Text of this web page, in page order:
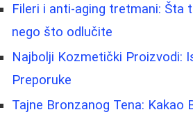
Fileri i anti-aging tretmani: Šta
nego što odlučite
Najbolji Kozmetički Proizvodi:
Preporuke
Tajne Bronzanog Tena: Kakao